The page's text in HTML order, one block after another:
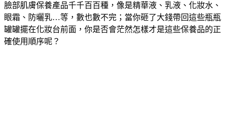
臉部肌膚保養產品千千百百種，像是精華液、乳液、化妝水、
眼霜、防曬乳…等，數也數不完；當你砸了大錢帶回這些瓶瓶
罐罐擺在化妝台前面，你是否會茫然怎樣才是這些保養品的正
確使用順序呢？